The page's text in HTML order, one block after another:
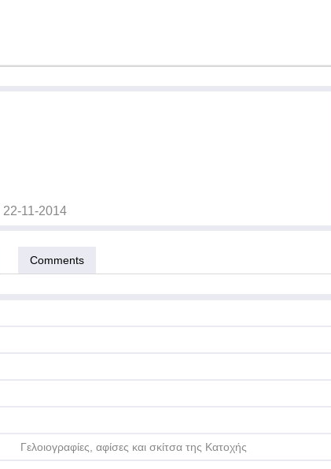
22-11-2014
Comments
Γελοιογραφίες, αφίσες και σκίτσα της Κατοχής